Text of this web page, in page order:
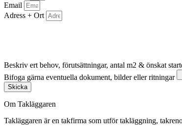
Email
Adress + Ort
Beskriv ert behov, förutsättningar, antal m2 & önskat
Bifoga gärna eventuella dokument, bilder eller ritningar
Skicka
Om Takläggaren
Takläggaren är en takfirma som utför takläggning,